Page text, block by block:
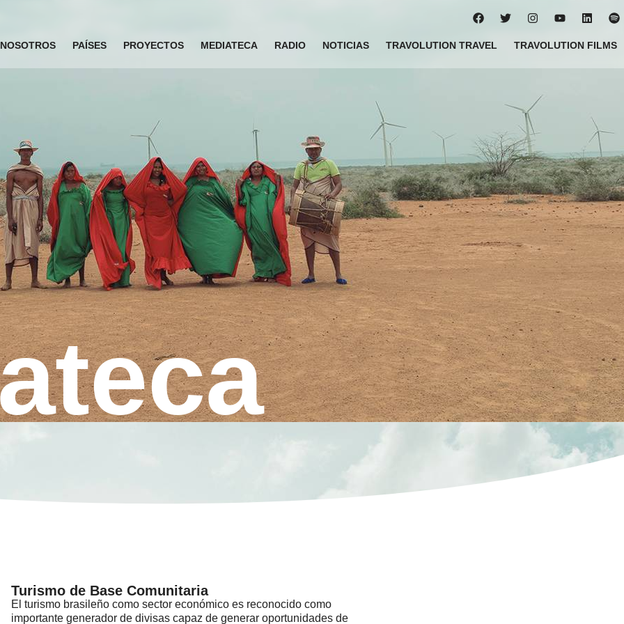
NOSOTROS PAÍSES PROYECTOS MEDIATECA RADIO NOTICIAS TRAVOLUTION TRAVEL TRAVOLUTION FILMS
Turismo de Base Comunitaria
El turismo brasileño como sector económico es reconocido como
importante generador de divisas capaz de generar oportunidades de